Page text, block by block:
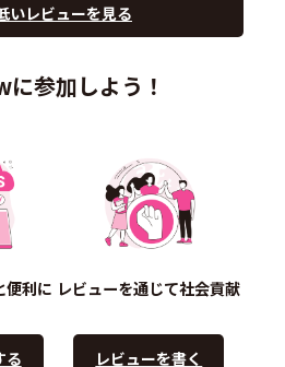
いレビューを見る
参加しよう！
便利に
る
レビューを通じて社会貢献
レビューを書く